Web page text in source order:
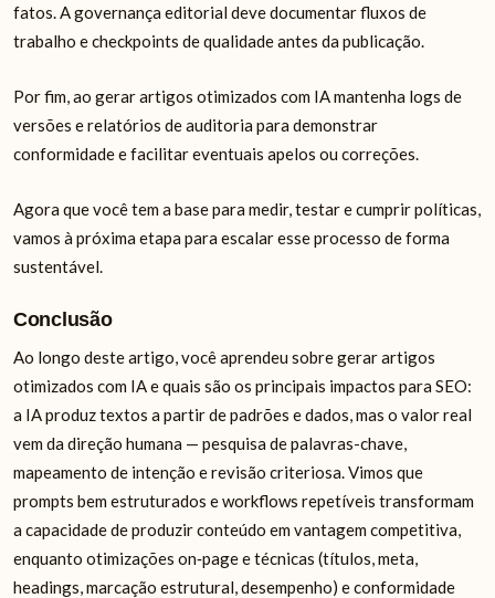
fatos. A governança editorial deve documentar fluxos de
trabalho e checkpoints de qualidade antes da publicação.
Por fim, ao gerar artigos otimizados com IA mantenha logs de
versões e relatórios de auditoria para demonstrar
conformidade e facilitar eventuais apelos ou correções.
Agora que você tem a base para medir, testar e cumprir políticas,
vamos à próxima etapa para escalar esse processo de forma
sustentável.
Conclusão
Ao longo deste artigo, você aprendeu sobre gerar artigos
otimizados com IA e quais são os principais impactos para SEO:
a IA produz textos a partir de padrões e dados, mas o valor real
vem da direção humana — pesquisa de palavras-chave,
mapeamento de intenção e revisão criteriosa. Vimos que
prompts bem estruturados e workflows repetíveis transformam
a capacidade de produzir conteúdo em vantagem competitiva,
enquanto otimizações on‑page e técnicas (títulos, meta,
headings, marcação estrutural, desempenho) e conformidade